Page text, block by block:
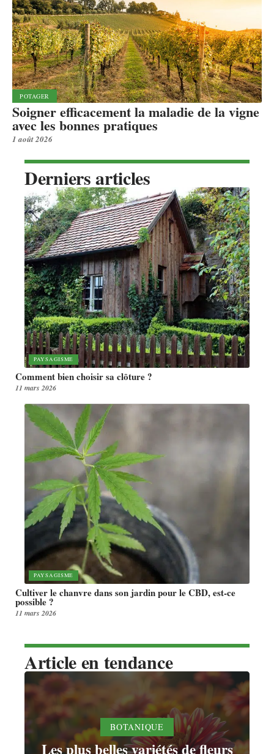
POTAGER
Soigner efficacement la maladie de la vigne
avec les bonnes pratiques
1 août 2026
Derniers articles
PAYSAGISME
Comment bien choisir sa clôture ?
11 mars 2026
PAYSAGISME
Cultiver le chanvre dans son jardin pour le CBD, est-ce
possible ?
11 mars 2026
Article en tendance
BOTANIQUE
Les plus belles variétés de fleurs